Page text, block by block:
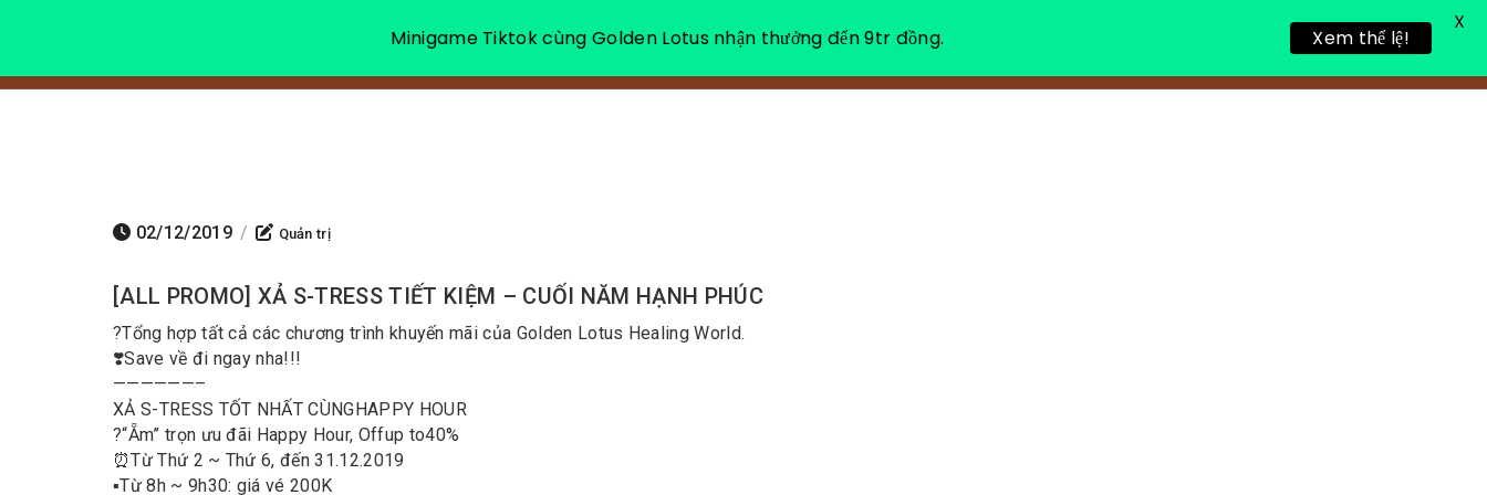
VỀ CHÚNG TÔI NGHỈ DƯỠNG THƯ GIÃN LIÊN HỆ
02/12/2019 / Quản trị
[ALL PROMO] XẢ S-TRESS TIẾT KIỆM – CUỐI NĂM HẠNH PHÚC
?Tổng hợp tất cả các chương trình khuyến mãi của Golden Lotus Healing World.
❣️Save về đi ngay nha!!!
——————–
XẢ S-TRESS TỐT NHẤT CÙNGHAPPY HOUR
?“Ẵm” trọn ưu đãi Happy Hour, Offup to40%
⏰Từ Thứ 2 ~ Thứ 6, đến 31.12.2019
▪️Từ 8h ~ 9h30: giá vé 200K
Minigame Tiktok cùng Golden Lotus nhận thưởng đến 9tr đồng. Xem thể lệ!
X